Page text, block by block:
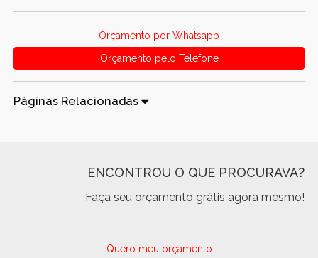
Orçamento por Whatsapp
Orçamento pelo Telefone
Páginas Relacionadas
ENCONTROU O QUE PROCURAVA?
Faça seu orçamento grátis agora mesmo!
Quero meu orçamento